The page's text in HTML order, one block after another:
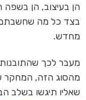
הן בעיצוב, הן בשפה
בצד כל מה שחשבתם
מחדש.
מעבר לכך שהתובנות
מהסוג הזה, המחקר
שאליו תיגשו בשלב